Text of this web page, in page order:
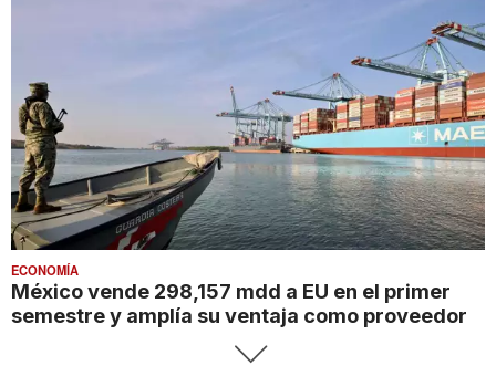
ECONOMÍA
México vende 298,157 mdd a EU en el primer
semestre y amplía su ventaja como proveedor